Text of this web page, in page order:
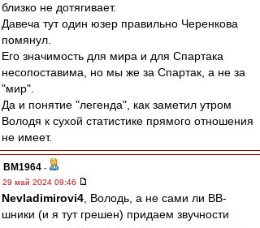
близко не дотягивает.
Давеча тут один юзер правильно Черенкова
помянул.
Его значимость для мира и для Спартака
несопоставима, но мы же за Спартак, а не за
"мир".
Да и понятие "легенда", как заметил утром
Володя к сухой статистике прямого отношения
не имеет.
BM1964 -
29 май 2024 09:46
Nevladimirovi4 , Володь, а не сами ли ВВ-
шники (и я тут грешен) придаем звучности